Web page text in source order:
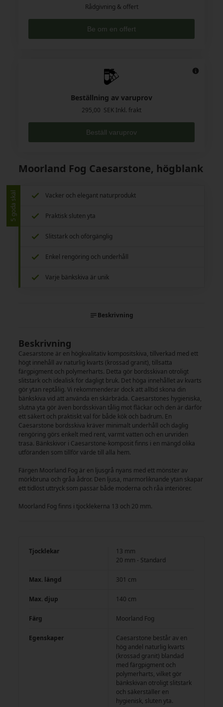
Moorland Fog Caesarstone, högblank
5 goda skäl Vacker och elegant naturprodukt
Praktisk sluten yta
Slitstark och oförgänglig
Enkel rengöring och underhåll
Varje bänkskiva är unik
Rådgivning & offert
Be om en offert
Beställning av varuprov
295,00 SEK Inkl. frakt
Beställ varuprov
Beskrivning
Beskrivning
Caesarstone är en högkvalitativ kompositskiva, tillverkad med ett
högt innehåll av naturlig kvarts (krossad granit), tillsatta
färgpigment och polymerharts. Detta gör bordsskivan otroligt
slitstark och idealisk för dagligt bruk. Det höga innehållet av kvarts
gör ytan reptålig. Vi rekommenderar dock att alltid skona din
bänkskiva vid att använda en skärbräda. Caesarstones hygieniska,
slutna yta gör även bordsskivan tålig mot fläckar och den är därför
ett säkert och praktiskt val för både kök och badrum. En
Caesarstone bordsskiva kräver minimalt underhåll och daglig
rengöring görs enkelt med rent, varmt vatten och en urvriden
trasa. Bänkskivor i Caesarstone-komposit finns i en mängd olika
utföranden som tillför värde till alla hem.
Färgen Moorland Fog är en ljusgrå nyans med ett mönster av
mörkbruna och gråa ådror. Den ljusa, marmorliknande ytan skapar
ett tidlöst uttryck som passar både moderna och råa interiörer.
Moorland Fog finns i tjocklekerna 13 och 20 mm.
Tjocklekar
13 mm
20 mm - Standard
Max. längd 301 cm
Max. djup 140 cm
Färg Moorland Fog
Egenskaper
Caesarstone består av en
hög andel naturlig kvarts
(krossad granit) blandad
med färgpigment och
polymerharts, vilket gör
bänkskivan otroligt slitstark
och säkerställer en
hygienisk, sluten yta.